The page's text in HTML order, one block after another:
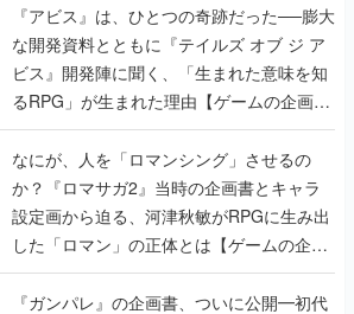
るRPG」が生まれた理由【ゲームの企画
書】
なにが、人を「ロマンシング」させるの
か？『ロマサガ2』当時の企画書とキャラ
設定画から迫る、河津秋敏がRPGに生み出
した「ロマン」の正体とは【ゲームの企画
書】
『ガンパレ』の企画書、ついに公開━初代
PSの伝説的タイトルは、なぜ生まれたの
か？そして『LOOP8』へ受け継がれたもの
【ゲームの企画書】